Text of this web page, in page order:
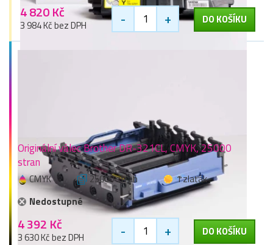
4 820 Kč
3 984 Kč bez DPH - + DO KOŠÍKU
Originální válec Brother DR-321CL, CMYK, 25000
stran
CMYK 25000 stran
1 zlaťák
Nedostupné
4 392 Kč
3 630 Kč bez DPH - + DO KOŠÍKU